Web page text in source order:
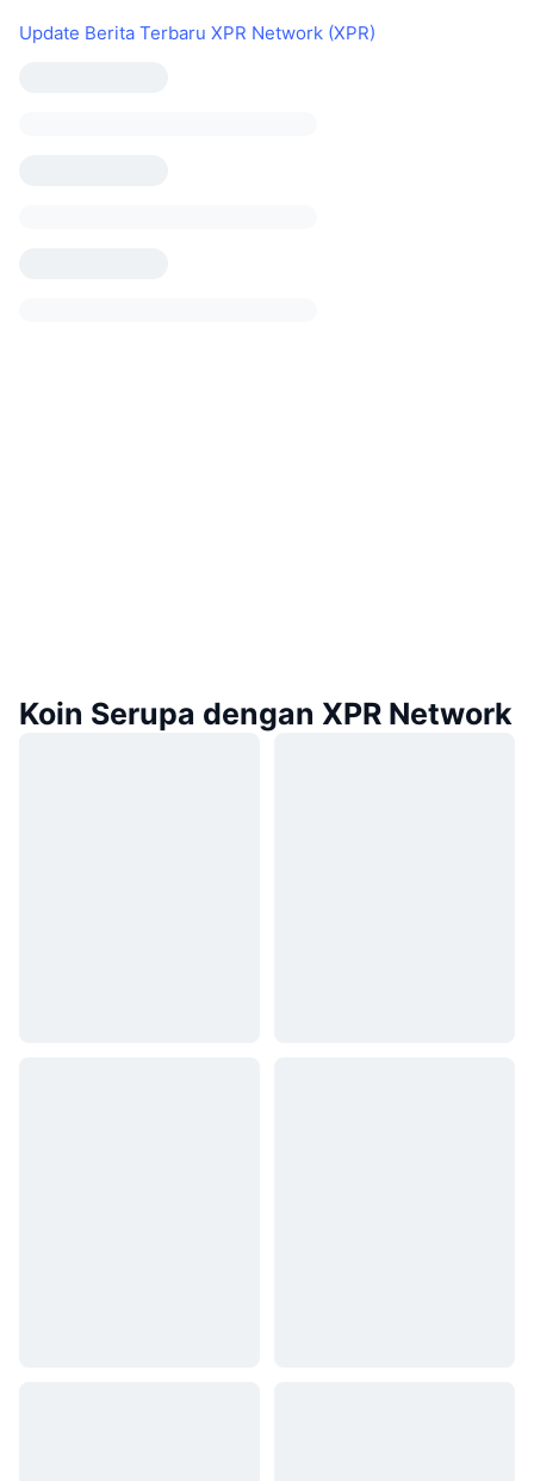
Update Berita Terbaru XPR Network (XPR)
Koin Serupa dengan XPR Network